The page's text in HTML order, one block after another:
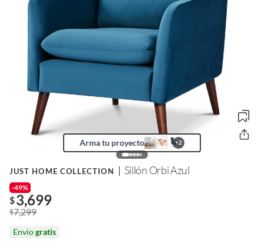
Arma tu proyecto +2
JUST HOME COLLECTION Sillón Orbi Azul
-49%
$3,699
$7,299
Envíogratis